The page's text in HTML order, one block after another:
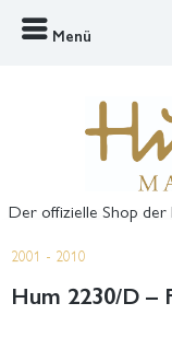
Menü
Der offizielle Shop der
2001 - 2010
Hum 2230/D –